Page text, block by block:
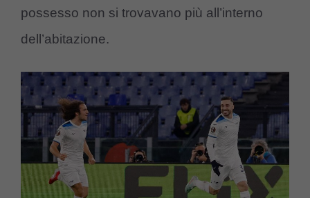
possesso non si trovavano più all’interno
dell’abitazione.